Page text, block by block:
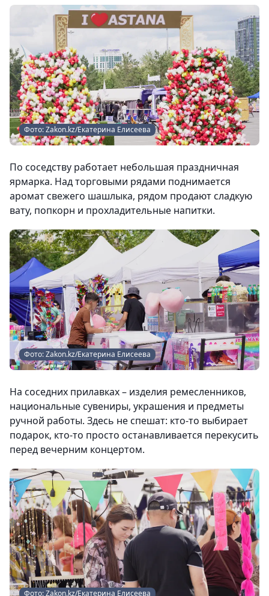
Фото: Zakon.kz/Екатерина Елисеева
По соседству работает небольшая праздничная
ярмарка. Над торговыми рядами поднимается
аромат свежего шашлыка, рядом продают сладкую
вату, попкорн и прохладительные напитки.
Фото: Zakon.kz/Екатерина Елисеева
На соседних прилавках – изделия ремесленников,
национальные сувениры, украшения и предметы
ручной работы. Здесь не спешат: кто-то выбирает
подарок, кто-то просто останавливается перекусить
перед вечерним концертом.
Фото: Zakon.kz/Екатерина Елисеева